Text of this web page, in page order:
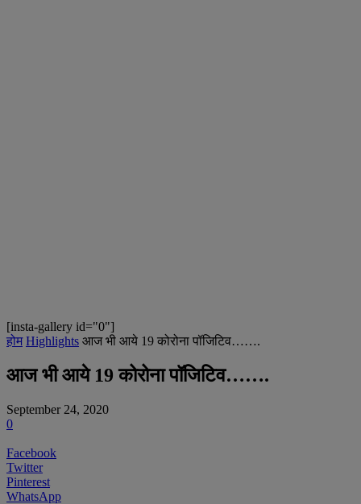
[insta-gallery id="0"]
होम Highlights आज भी आये 19 कोरोना पॉजिटिव…….
आज भी आये 19 कोरोना पॉजिटिव…….
September 24, 2020
0
Facebook
Twitter
Pinterest
WhatsApp